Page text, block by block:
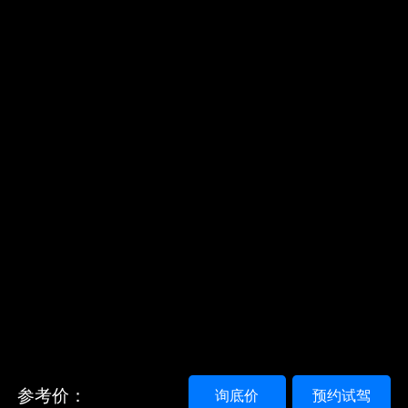
参考价： 预约试驾
询底价